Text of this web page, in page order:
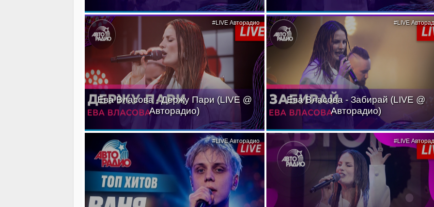
Ева Власова - Держу Пари (LIVE @
Авторадио)
#LIVE Авторадио
Ева Власова - Забирай (LIVE @
Авторадио)
#LIVE
#LIVE Авторадио #LIVE